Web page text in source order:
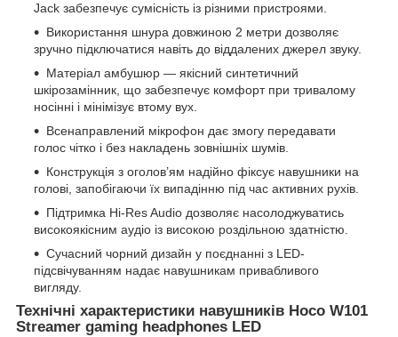
Jack забезпечує сумісність із різними пристроями.
Використання шнура довжиною 2 метри дозволяє
зручно підключатися навіть до віддалених джерел звуку.
Матеріал амбушюр — якісний синтетичний
шкірозамінник, що забезпечує комфорт при тривалому
носінні і мінімізує втому вух.
Всенаправлений мікрофон дає змогу передавати
голос чітко і без накладень зовнішніх шумів.
Конструкція з оголов’ям надійно фіксує навушники на
голові, запобігаючи їх випадінню під час активних рухів.
Підтримка Hi-Res Audio дозволяє насолоджуватись
високоякісним аудіо із високою роздільною здатністю.
Сучасний чорний дизайн у поєднанні з LED-
підсвічуванням надає навушникам привабливого
вигляду.
Технічні характеристики навушників Hoco W101
Streamer gaming headphones LED